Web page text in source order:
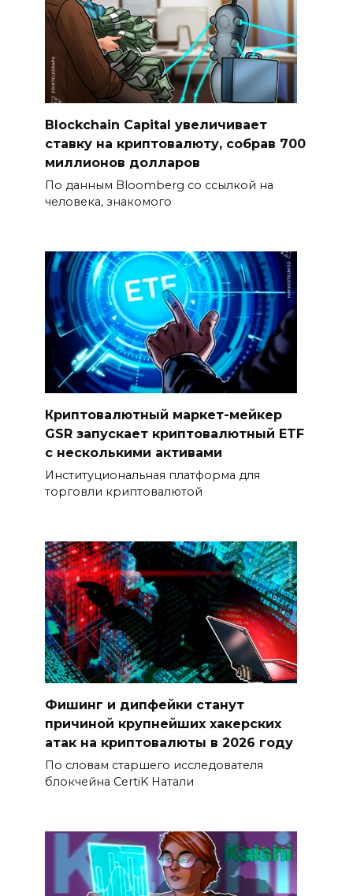
Blockchain Capital увеличивает
ставку на криптовалюту, собрав 700
миллионов долларов
По данным Bloomberg со ссылкой на
человека, знакомого
Криптовалютный маркет-мейкер
GSR запускает криптовалютный ETF
с несколькими активами
Институциональная платформа для
торговли криптовалютой
Фишинг и дипфейки станут
причиной крупнейших хакерских
атак на криптовалюты в 2026 году
По словам старшего исследователя
блокчейна CertiK Натали